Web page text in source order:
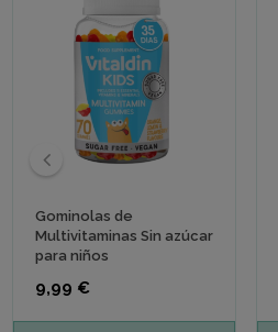
Gominolas de
Multivitaminas Sin azúcar
para niños
Precio
9,99 €